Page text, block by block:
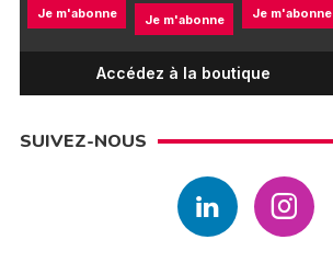
Je m'abonne Je m'abonne Je m'abonne
Accédez à la boutique
SUIVEZ-NOUS